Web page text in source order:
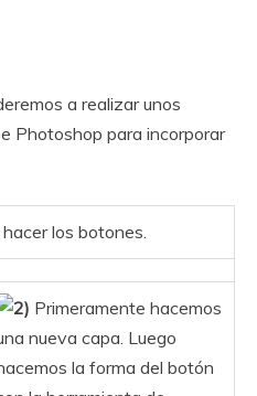
a realizar unos
Photoshop para incorporar
los botones.
2) Primeramente hacemos
nueva capa. Luego
la forma del botón